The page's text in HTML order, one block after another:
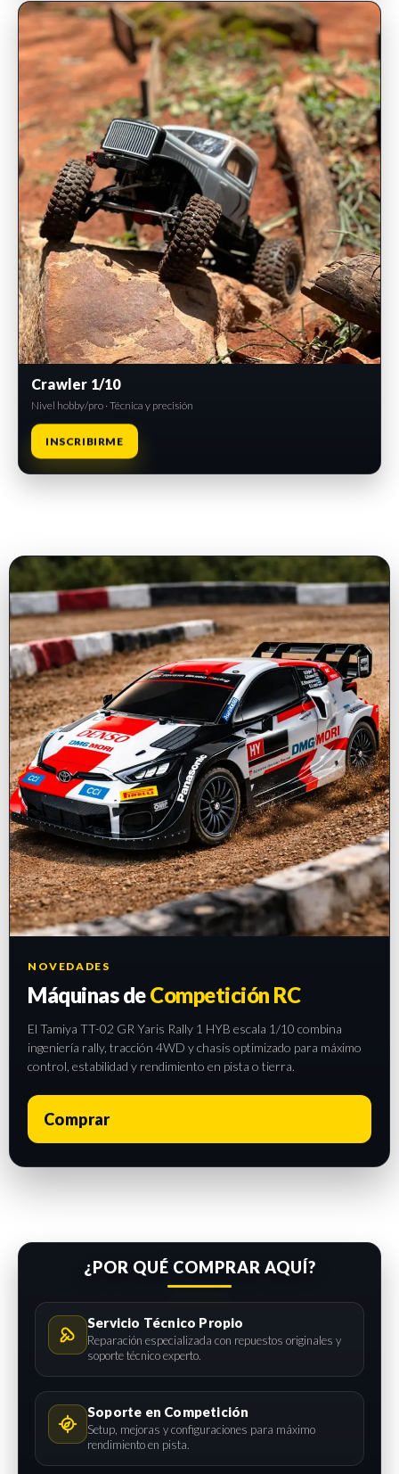
INSCRIPCIONES ABIERTAS
Crawler 1/10
Nivel hobby/pro · Técnica y precisión
INSCRIBIRME
NOVEDADES
Máquinas deCompetición RC
El Tamiya TT-02 GR Yaris Rally 1 HYB escala 1/10 combina
ingeniería rally, tracción 4WD y chasis optimizado para máximo
control, estabilidad y rendimiento en pista o tierra.
Comprar
¿POR QUÉ COMPRAR AQUÍ?
Servicio Técnico Propio
Reparación especializada con repuestos originales y
soporte técnico experto.
Soporte en Competición
Setup, mejoras y configuraciones para máximo
rendimiento en pista.